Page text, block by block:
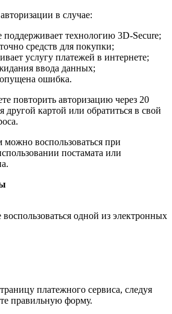
в случае:
поддерживает технологию 3D-Secure;
средств для покупки;
услугу платежей в интернете;
ввода данных;
ошибка.
повторить авторизацию через 20
другой картой или обратиться в свой
воспользоваться при
постамата или
одной из электронных
платежного сервиса, следуя
правильную форму.